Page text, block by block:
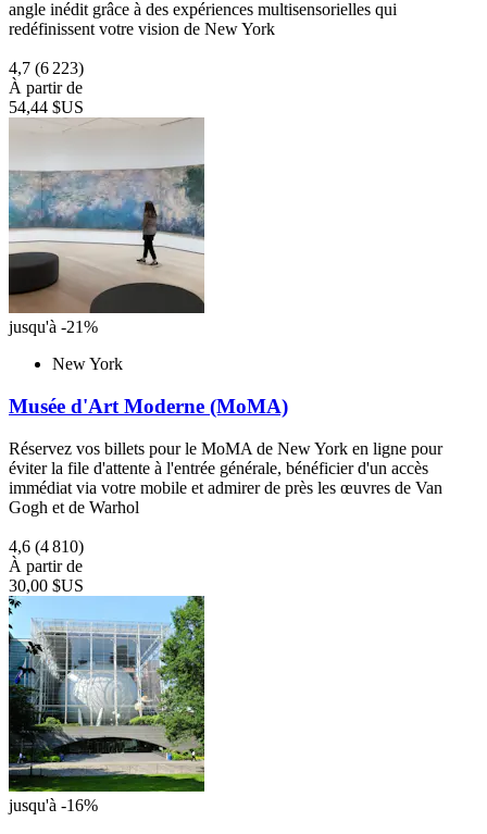
angle inédit grâce à des expériences multisensorielles qui
redéfinissent votre vision de New York
4,7 (6 223)
À partir de
54,44 $US
jusqu'à -21%
New York
Musée d'Art Moderne (MoMA)
Réservez vos billets pour le MoMA de New York en ligne pour
éviter la file d'attente à l'entrée générale, bénéficier d'un accès
immédiat via votre mobile et admirer de près les œuvres de Van
Gogh et de Warhol
4,6 (4 810)
À partir de
30,00 $US
jusqu'à -16%